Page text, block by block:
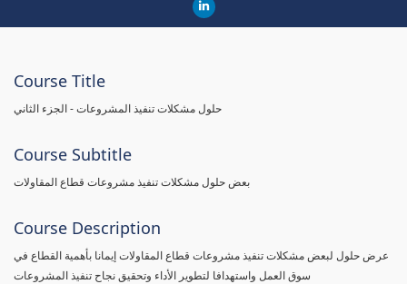
Course Title
حلول مشكلات تنفيذ المشروعات - الجزء الثاني
Course Subtitle
بعض حلول مشكلات تنفيذ مشروعات قطاع المقاولات
Course Description
عرض حلول لبعض مشكلات تنفيذ مشروعات قطاع المقاولات إيمانا بأهمية القطاع في
سوق العمل واستهدافا لتطوير الأداء وتحقيق نجاح تنفيذ المشروعات